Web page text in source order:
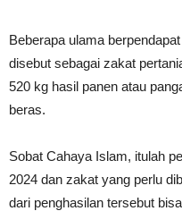
Beberapa ulama
disebut sebagai zakat
520 kg hasil panen atau
beras.
Sobat Cahaya Islam, itulah
2024 dan zakat yang perlu
dari penghasilan tersebut